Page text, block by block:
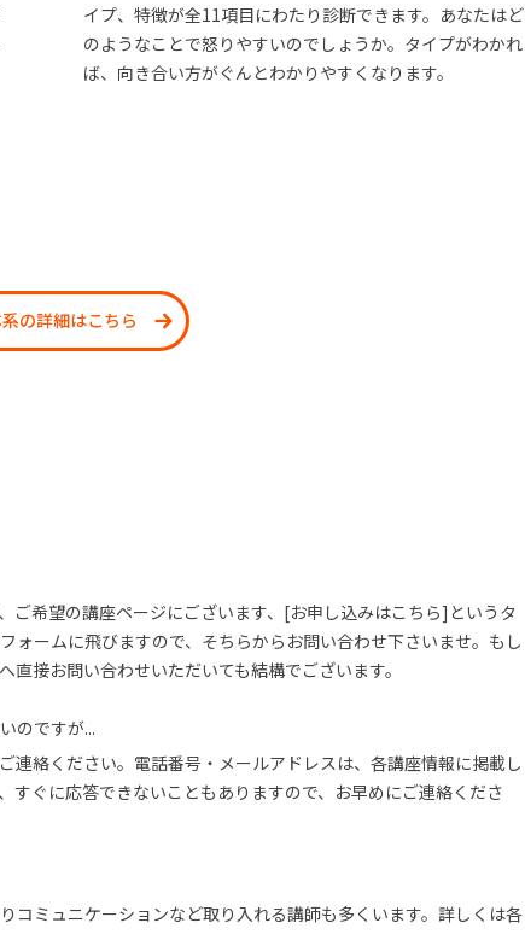
イプ、特徴が全11項目にわたり診断できます。あなたはど
のようなことで怒りやすいのでしょうか。タイプがわかれ
ば、向き合い方がぐんとわかりやすくなります。
の詳細はこちら
ご希望の講座ページにございます、[お申し込みはこちら]というタ
ォームに飛びますので、そちらからお問い合わせ下さいませ。もし
接お問い合わせいただいても結構でございます。
のですが...
連絡ください。電話番号・メールアドレスは、各講座情報に掲載し
すぐに応答できないこともありますので、お早めにご連絡くださ
コミュニケーションなど取り入れる講師も多くいます。詳しくは各